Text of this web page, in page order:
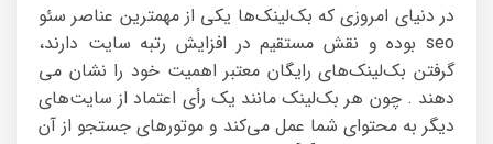
در دنیای امروزی که بک‌لینک‌ها یکی از مهمترین عناصر سئو
seo بوده و نقش مستقیم در افزایش رتبه سایت دارند،
گرفتن بک‌لینک‌های رایگان معتبر اهمیت خود را نشان می
دهند . چون هر بک‌لینک مانند یک رأی اعتماد از سایت‌های
دیگر به محتوای شما عمل می‌کند و موتورهای جستجو از آن